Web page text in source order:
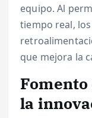
equipo. Al
tiempo real,
que mejora la
la